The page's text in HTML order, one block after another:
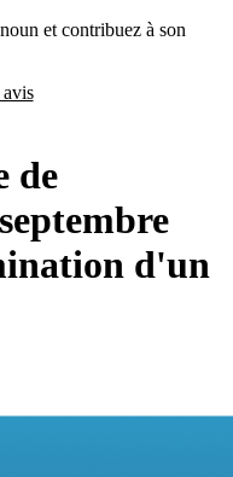
et contribuez à son
de
d'un